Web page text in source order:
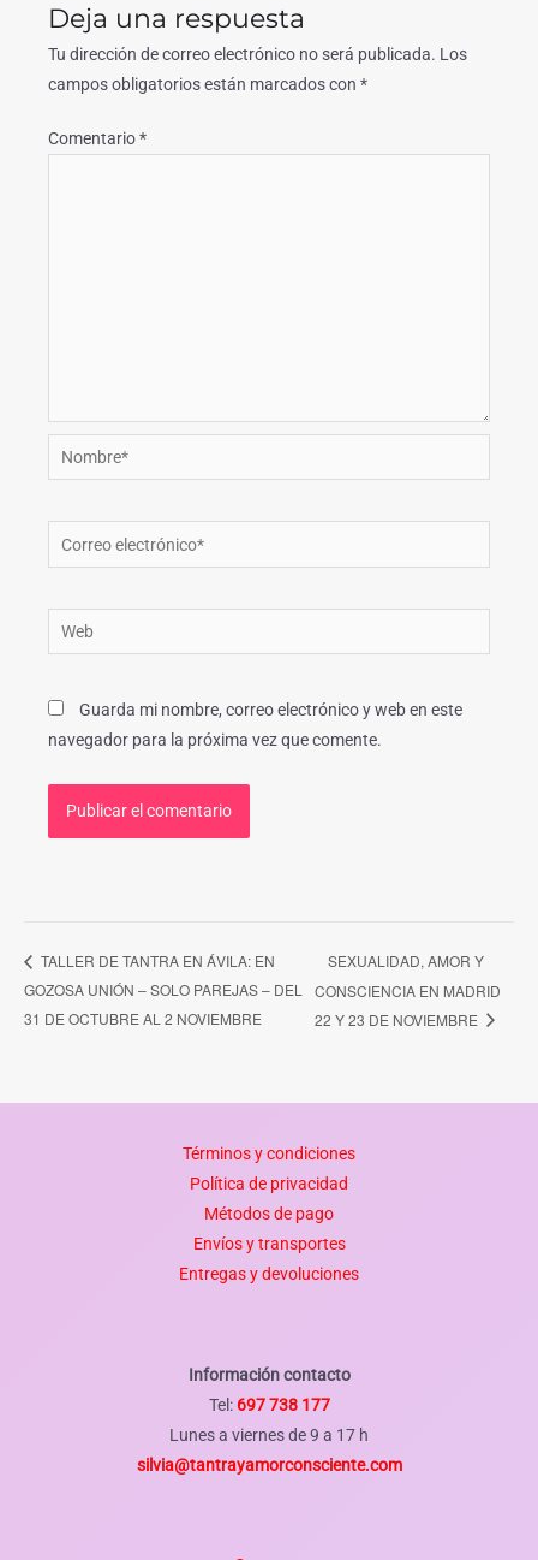
Deja una respuesta
Tu dirección de correo electrónico no será publicada. Los
campos obligatorios están marcados con *
Comentario*
Nombre*
Correo
electrónico*
Web
Guarda mi nombre, correo electrónico y web en este
navegador para la próxima vez que comente.
TALLER DE TANTRA EN ÁVILA: EN
GOZOSA UNIÓN – SOLO PAREJAS – DEL
31 DE OCTUBRE AL 2 NOVIEMBRE
SEXUALIDAD, AMOR Y
CONSCIENCIA EN MADRID
22 Y 23 DE NOVIEMBRE
Términos y condiciones
Política de privacidad
Métodos de pago
Envíos y transportes
Entregas y devoluciones
Información contacto
Tel:697 738 177
Lunes a viernes de 9 a 17 h
silvia@tantrayamorconsciente.com